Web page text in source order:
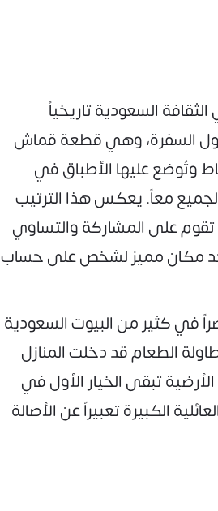
السعودية تاريخياً
السفرة، وهي قطعة قماش
وتُوضع عليها الأطباق في
معاً. يعكس هذا الترتيب
على المشاركة والتساوي
مكان مميز لشخص على حساب
في كثير من البيوت السعودية
الطعام قد دخلت المنازل
تبقى الخيار الأول في
الكبيرة تعبيراً عن الأصالة